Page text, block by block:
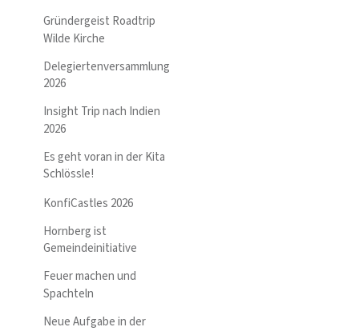
Gründergeist Roadtrip
Wilde Kirche
Delegiertenversammlung
2026
Insight Trip nach Indien
2026
Es geht voran in der Kita
Schlössle!
KonfiCastles 2026
Hornberg ist
Gemeindeinitiative
Feuer machen und
Spachteln
Neue Aufgabe in der